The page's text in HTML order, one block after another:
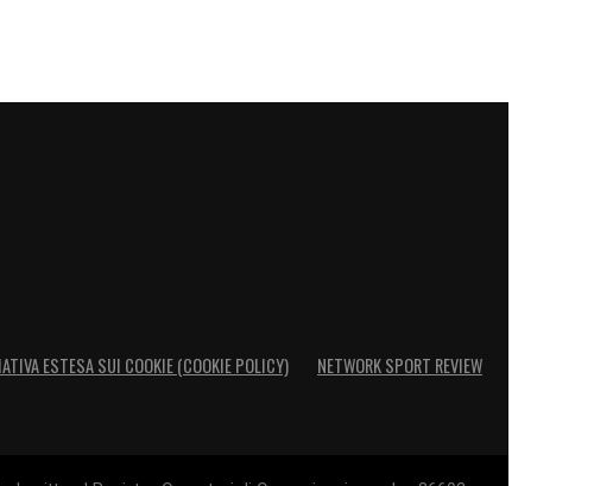
ESTESA SUI COOKIE (COOKIE POLICY) NETWORK SPORT REVIEW